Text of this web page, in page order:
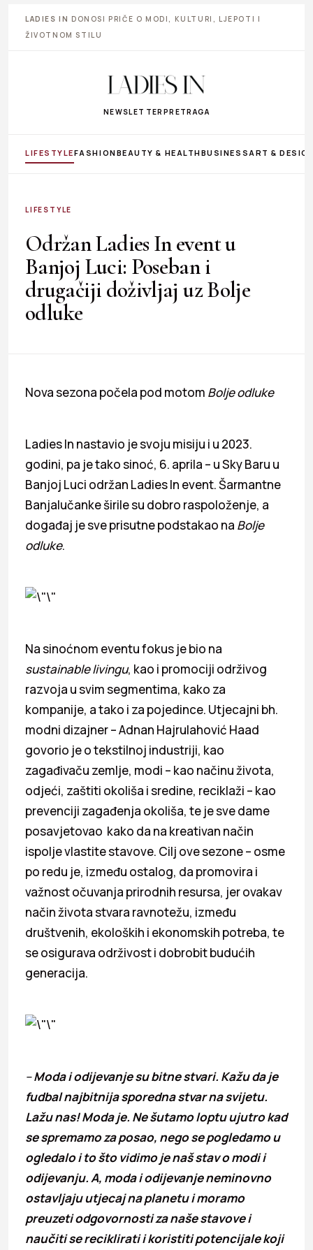
LADIES IN DONOSI PRIČE O MODI, KULTURI, LJEPOTI I
ŽIVOTNOM STILU
NEWSLETTER PRETRAGA
LIFESTYLEFASHIONBEAUTY & HEALTHBUSINESS ART &
LIFESTYLE
Održan Ladies In event u
Banjoj Luci: Poseban i
drugačiji doživljaj uz Bolje
odluke
Nova sezona počela pod motom Bolje odluke
Ladies In nastavio je svoju misiju i u 2023.
godini, pa je tako sinoć, 6. aprila – u Sky Baru u
Banjoj Luci održan Ladies In event. Šarmantne
Banjalučanke širile su dobro raspoloženje, a
događaj je sve prisutne podstakao na Bolje
odluke.
Na sinoćnom eventu fokus je bio na
sustainable livingu, kao i promociji održivog
razvoja u svim segmentima, kako za
kompanije, a tako i za pojedince. Utjecajni bh.
modni dizajner – Adnan Hajrulahović Haad
govorio je o tekstilnoj industriji, kao
zagađivaču zemlje, modi – kao načinu života,
odjeći, zaštiti okoliša i sredine, reciklaži – kao
prevenciji zagađenja okoliša, te je sve dame
posavjetovao kako da na kreativan način
ispolje vlastite stavove. Cilj ove sezone – osme
po redu je, između ostalog, da promovira i
važnost očuvanja prirodnih resursa, jer ovakav
način života stvara ravnotežu, između
društvenih, ekoloških i ekonomskih potreba, te
se osigurava održivost i dobrobit budućih
generacija.
–Moda i odijevanje su bitne stvari. Kažu da je
fudbal najbitnija sporedna stvar na svijetu.
Lažu nas! Moda je. Ne šutamo loptu ujutro kad
se spremamo za posao, nego se pogledamo u
ogledalo i to što vidimo je naš stav o modi i
odijevanju. A, moda i odijevanje neminovno
ostavljaju utjecaj na planetu i moramo
preuzeti odgovornosti za naše stavove i
naučiti se reciklirati i koristiti potencijale koji